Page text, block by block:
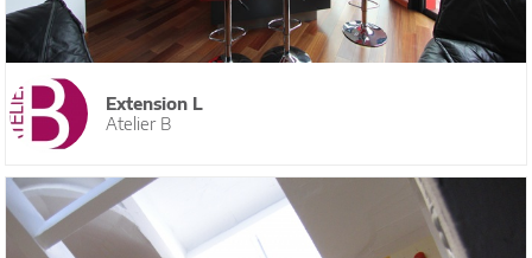
Extension L
Atelier B